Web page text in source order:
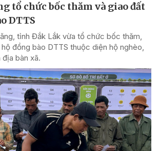
tổ chức bốc thăm và giao đất
DTTS
tỉnh Đắk Lắk vừa tổ chức bốc thăm,
đồng bào DTTS thuộc diện hộ nghèo,
bàn xã.